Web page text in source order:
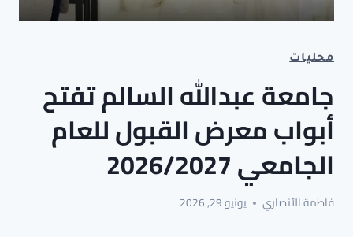
محليات
جامعة عبدالله السالم تفتح
أبواب معرض القبول للعام
الجامعي 2026/2027
فاطمة الأنصاري يونيو 29, 2026